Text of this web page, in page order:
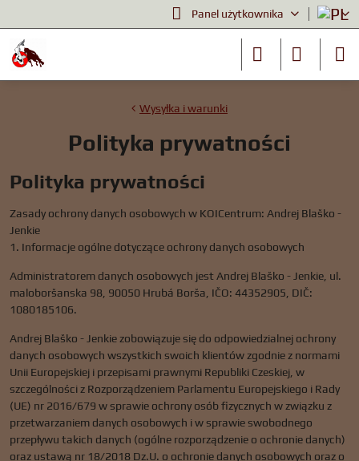
Panel użytkownika
Wysyłka i warunki
Polityka prywatności
Polityka prywatności
Zasady ochrony danych osobowych w KOICentrum: Andrej Blaško -
Jenkie
1. Informacje ogólne dotyczące ochrony danych osobowych
Administratorem danych osobowych jest Andrej Blaško - Jenkie, ul.
maloboršanska 98, 90050 Hrubá Borša, IČO: 44352905, DIČ:
1080185106.
Andrej Blaško - Jenkie zobowiązuje się do odpowiedzialnej ochrony
danych osobowych wszystkich swoich klientów zgodnie z normami
Unii Europejskiej i przepisami prawnymi Republiki Czeskiej, w
szczególności z Rozporządzeniem Parlamentu Europejskiego i Rady
(UE) nr 2016/679 w sprawie ochrony osób fizycznych w związku z
przetwarzaniem danych osobowych i w sprawie swobodnego
przepływu takich danych (ogólne rozporządzenie o ochronie danych)
oraz ustawą nr 18/2018 Dz.U. o ochronie danych osobowych oraz o